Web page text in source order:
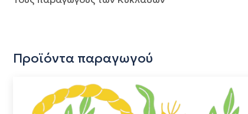
Προϊόντα παραγωγού